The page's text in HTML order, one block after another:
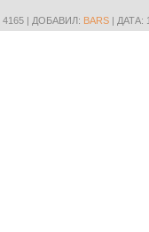
4165 | ДОБАВИЛ: BARS | ДАТА: